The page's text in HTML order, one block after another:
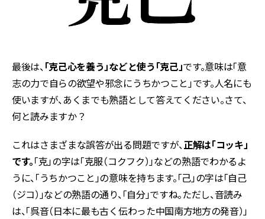
最後は、「克己心を養う」などと使う「克己」です。意味は「意
志の力で自らの欲望や邪念にうちかつこと」です。人名にも
使いますが、あくまでも熟語として答えてください。さて、
何と読みますか？
これはさまざまな誤答が出る問題ですが、正解は「コッキ」
です。「克」の字は「克服（コクフク）」などの熟語でわかるよ
うに、「うちかつこと」の意味を持ちます。「己」の字は「自己
（ジコ）」などの熟語の通り、「自分」ですね。ただし、音読み
は、「呉音（日本に最も古く伝わった中国南方地方の発音）」